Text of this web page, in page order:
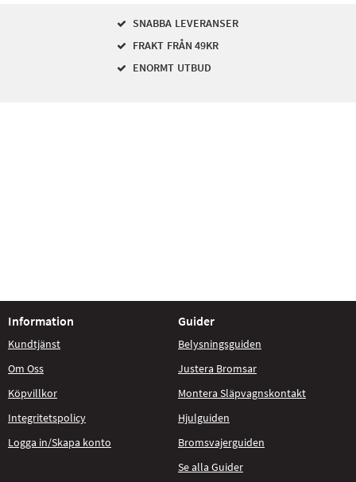
SNABBA LEVERANSER
FRAKT FRÅN 49KR
ENORMT UTBUD
Information
Kundtjänst
Om Oss
Köpvillkor
Integritetspolicy
Logga in/Skapa konto
Guider
Belysningsguiden
Justera Bromsar
Montera Släpvagnskontakt
Hjulguiden
Bromsvajerguiden
Se alla Guider